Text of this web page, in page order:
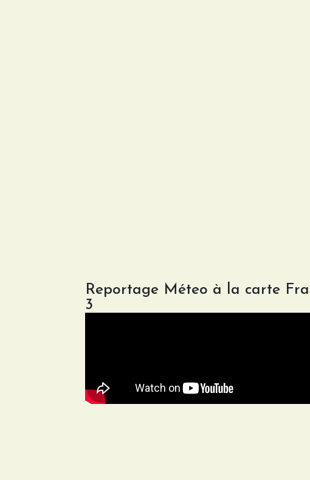
Reportage Méteo à la carte
3